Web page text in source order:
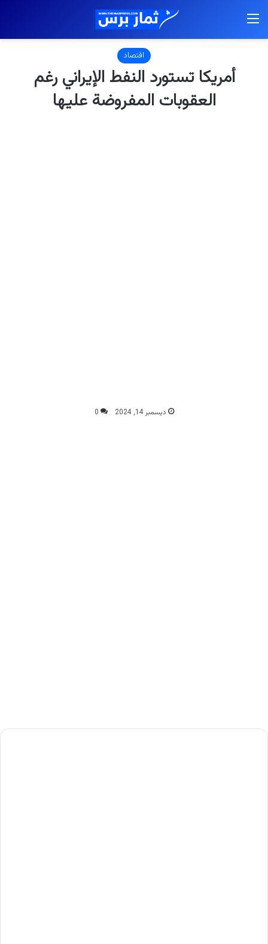
اقتصاد
أمريكا تستورد النفط الإيراني رغم
العقوبات المفروضة عليها
ديسمبر 14, 2024 0